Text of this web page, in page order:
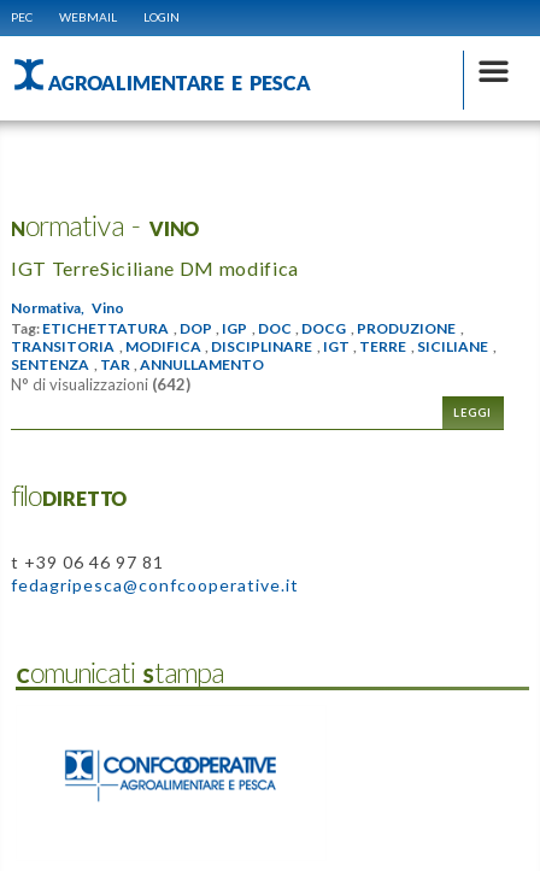
PEC WEBMAIL LOGIN
AGROALIMENTARE E PESCA
Normativa - VINO
IGT TerreSiciliane DM modifica
Normativa, Vino
Tag: ETICHETTATURA , DOP , IGP , DOC , DOCG , PRODUZIONE ,
TRANSITORIA , MODIFICA , DISCIPLINARE , IGT , TERRE , SICILIANE ,
SENTENZA , TAR ,ANNULLAMENTO
N° di visualizzazioni (642)
LEGGI
filoDIRETTO
t +39 06 46 97 81
fedagripesca@confcooperative.it
Comunicati Stampa